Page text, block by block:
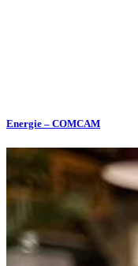
Energie – COMCAM